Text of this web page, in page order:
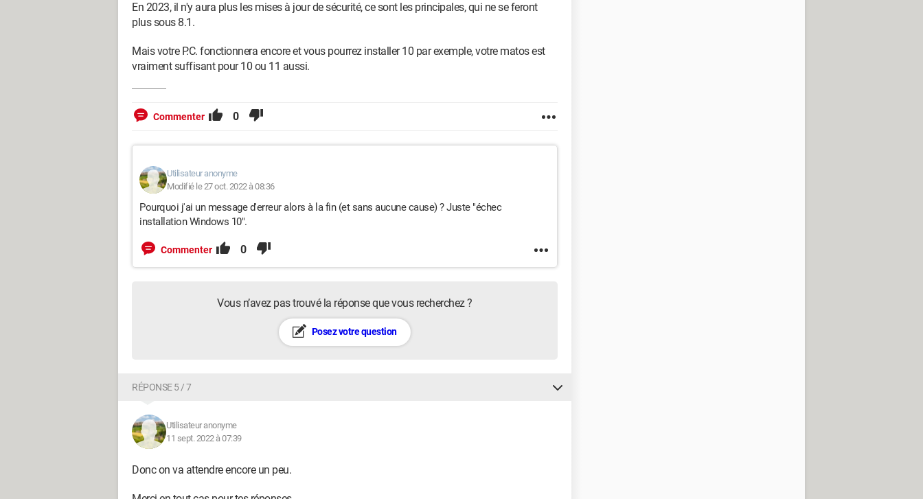
En 2023, il n'y aura plus les mises à jour de sécurité, ce sont les principales, qui ne se feront
plus sous 8.1.
Mais votre P.C. fonctionnera encore et vous pourrez installer 10 par exemple, votre matos est
vraiment suffisant pour 10 ou 11 aussi.
Commenter 0
Utilisateur anonyme
Modifié le 27 oct. 2022 à 08:36
Pourquoi j'ai un message d'erreur alors à la fin (et sans aucune cause) ? Juste "échec
installation Windows 10".
Commenter 0
Vous n’avez pas trouvé la réponse que vous recherchez ?
Posez votre question
RÉPONSE 5 / 7
Utilisateur anonyme
11 sept. 2022 à 07:39
Donc on va attendre encore un peu.